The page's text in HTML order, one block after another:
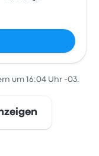
um 16:04 Uhr -03.